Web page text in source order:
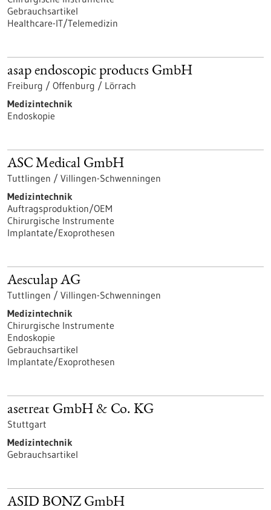
Gebrauchsartikel
Healthcare-IT/Telemedizin
asap endoscopic products GmbH
Freiburg / Offenburg / Lörrach
Medizintechnik
Endoskopie
ASC Medical GmbH
Tuttlingen / Villingen-Schwenningen
Medizintechnik
Auftragsproduktion/OEM
Chirurgische Instrumente
Implantate/Exoprothesen
Aesculap AG
Tuttlingen / Villingen-Schwenningen
Medizintechnik
Chirurgische Instrumente
Endoskopie
Gebrauchsartikel
Implantate/Exoprothesen
asetreat GmbH & Co. KG
Stuttgart
Medizintechnik
Gebrauchsartikel
ASID BONZ GmbH